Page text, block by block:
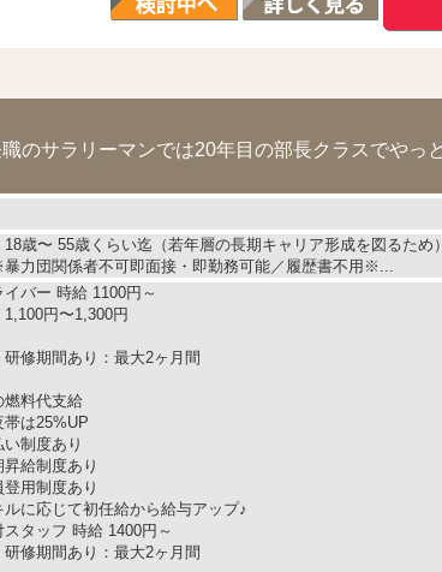
18歳〜 55歳くらい迄（若年層の長期キャリア形成を図るた
力団関係者不可即面接・即勤務可能／履歴書不用※...
イバー 時給 1100円～
1,100円〜1,300円
研修期間あり：最大2ヶ月間
料代支給
は25%UP
制度あり
給制度あり
用制度あり
に応じて初任給から給与アップ♪
スタッフ 時給 1400円～
研修期間あり：最大2ヶ月間